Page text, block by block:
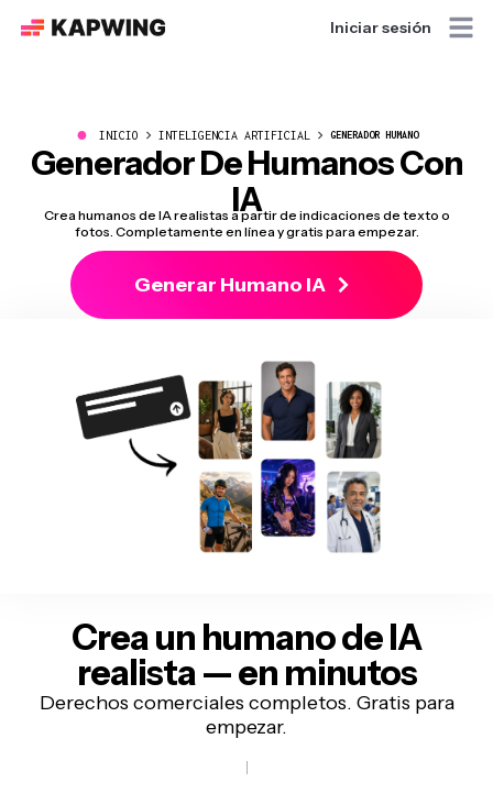
Iniciar sesión
● INICIO INTELIGENCIA ARTIFICIAL GENERADOR HUMANO
Generador De Humanos Con
IA
Crea humanos de IA realistas a partir de indicaciones de texto o
fotos. Completamente en línea y gratis para empezar.
Generar Humano IA
Crea un humano de IA
realista — en minutos
Derechos comerciales completos. Gratis para
empezar.